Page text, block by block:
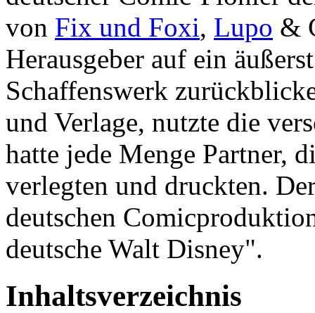
von Fix und Foxi, Lupo &
Herausgeber auf ein
Schaffenswerk
und Verlage, nutzte die
hatte jede Menge Partner,
verlegten und druckten.
deutschen
deutsche Walt Disney".
Inhaltsverzeichnis